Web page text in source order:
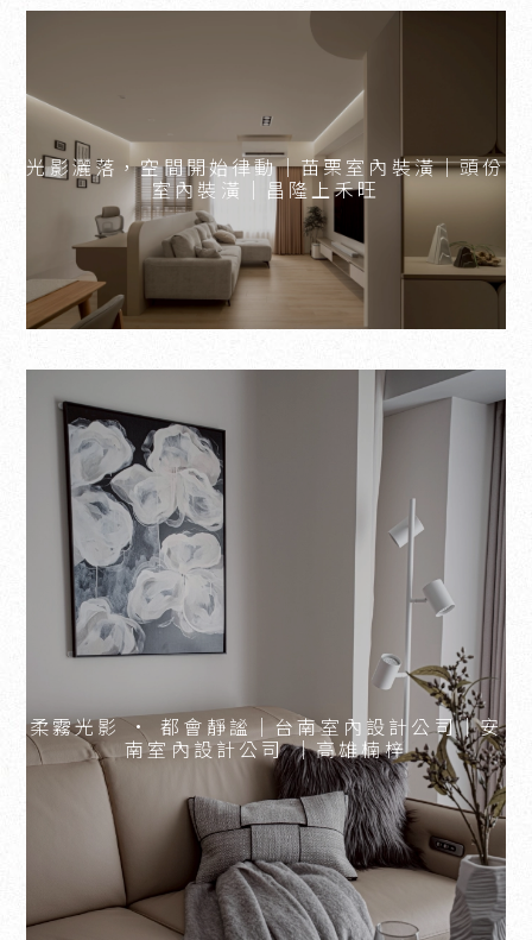
光影灑落，空間開始律動｜苗栗室內裝潢｜頭份
室內裝潢｜昌隆上禾旺
柔霧光影 · 都會靜謐｜台南室內設計公司｜安
南室內設計公司 ｜高雄楠梓